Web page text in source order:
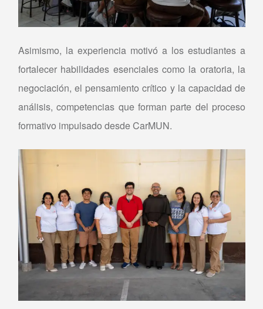
Asimismo, la experiencia motivó a los estudiantes a
fortalecer habilidades esenciales como la oratoria, la
negociación, el pensamiento crítico y la capacidad de
análisis, competencias que forman parte del proceso
formativo impulsado desde CarMUN.